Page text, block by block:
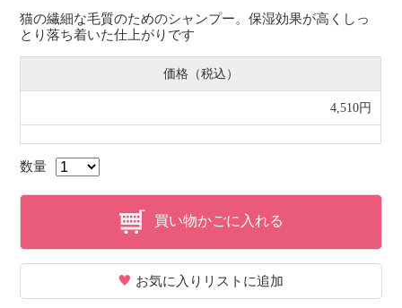
猫の繊細な毛質のためのシャンプー。保湿効果が高くしっ
とり落ち着いた仕上がりです
価格（税込）
4,510円
数量
買い物かごに入れる
お気に入りリストに追加